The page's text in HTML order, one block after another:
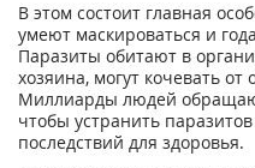
В этом состоит главная
умеют маскироваться и
Паразиты обитают в
хозяина, могут кочевать от
Миллиарды людей
чтобы устранить
последствий для здоровья.